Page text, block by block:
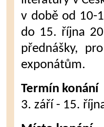
v době od 10-
do 15. října
přednášky,
exponátům.
Termín konání
3. září - 15.